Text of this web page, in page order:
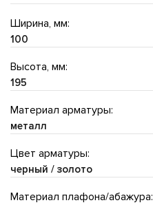
Ширина, мм:
100
Высота, мм:
195
Материал арматуры:
металл
Цвет арматуры:
черный / золото
Материал плафона/абажура: